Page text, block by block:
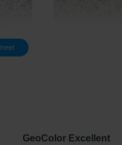
GeoColor Excellent